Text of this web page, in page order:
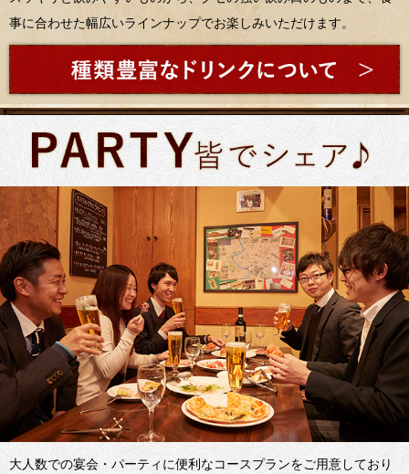
事に合わせた幅広いラインナップでお楽しみいただけます。
大人数での宴会・パーティに便利なコースプランをご用意しており